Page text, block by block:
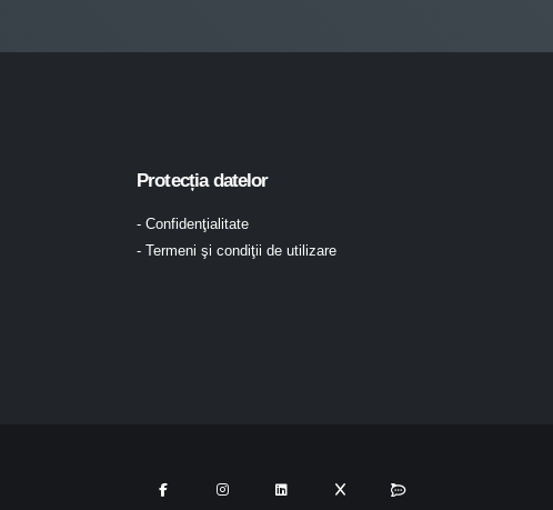
Protecția datelor
- Confidenţialitate
- Termeni şi condiţii de utilizare